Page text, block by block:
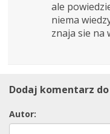
ale
niema
znaja sie na
Dodaj komentarz
Autor: